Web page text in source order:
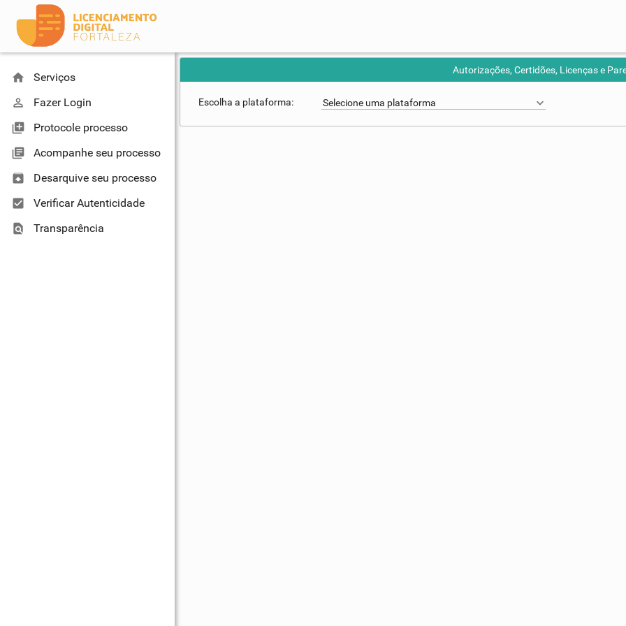
home Serviços
perm_identity Fazer Login
library_add Protocole processo
library_books Acompanhe seu processo
unarchive Desarquive seu processo
check_box Verificar Autenticidade
find_in_page Transparência
Autorizações, Certidões, Licenças e
Escolha a plataforma: Selecione uma plataforma